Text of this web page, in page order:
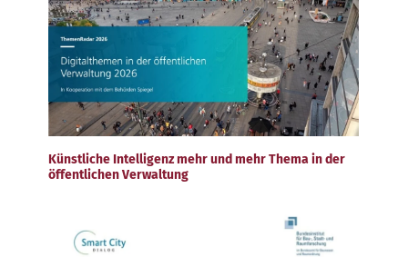
Künstliche Intelligenz mehr und mehr Thema in der
öffentlichen Verwaltung